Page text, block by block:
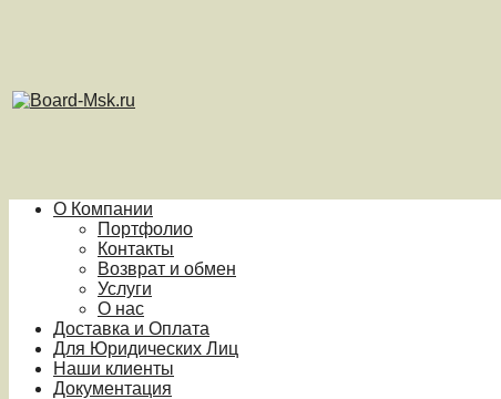
О Компании
Портфолио
Контакты
Возврат и обмен
Услуги
О нас
Доставка и Оплата
Для Юридических Лиц
Наши клиенты
Документация